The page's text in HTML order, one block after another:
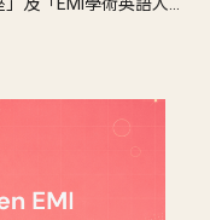
及「EMI學術英語人才